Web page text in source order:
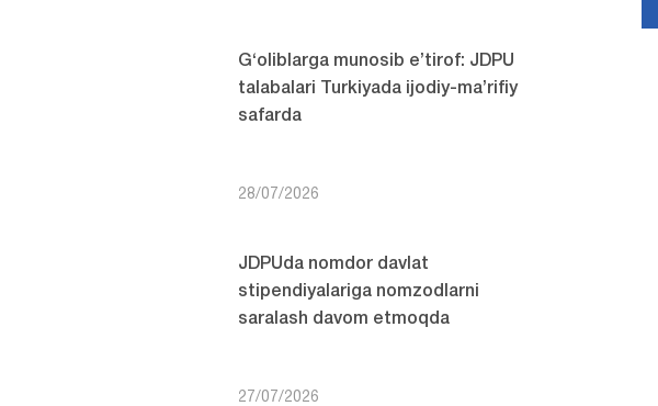
G‘oliblarga munosib e’tirof: JDPU
talabalari Turkiyada ijodiy-ma’rifiy
safarda
28/07/2026
JDPUda nomdor davlat
stipendiyalariga nomzodlarni
saralash davom etmoqda
27/07/2026